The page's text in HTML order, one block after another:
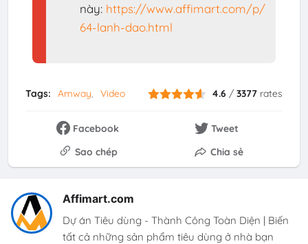
này: https://www.affimart.com/p/
64-lanh-dao.html
Tags: Amway Video 4.6 /3377 rates
Facebook
Tweet
Sao chép
Chia sẻ
Affimart.com
Dự án Tiêu dùng - Thành Công Toàn Diện | Biến
tất cả những sản phẩm tiêu dùng ở nhà bạn